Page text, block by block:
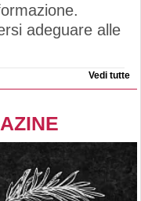
adeguare alle
Vedi tutte